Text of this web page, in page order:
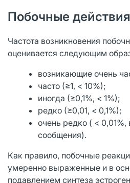
Побочные действия
Частота возникновения
оценивается следующим
возникающие очень
часто (≥1, < 10%);
иногда (≥0,1%, < 1%);
редко (≥0,01, < 0,1%);
очень редко ( <
сообщения).
Как правило, побочные
умеренно выраженные и в
подавлением синтеза